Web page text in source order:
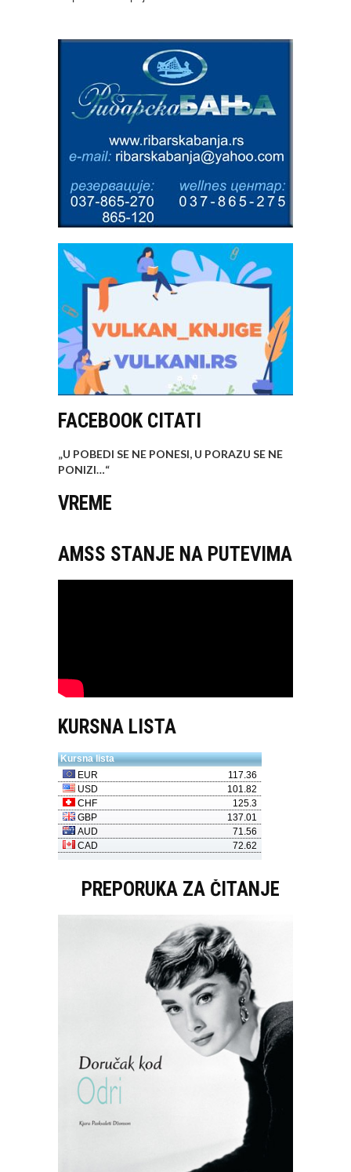
FACEBOOK CITATI
„U POBEDI SE NE PONESI, U PORAZU SE NE
PONIZI…“
VREME
AMSS STANJE NA PUTEVIMA
KURSNA LISTA
PREPORUKA ZA ČITANJE